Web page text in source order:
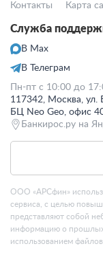
Контакты
Карта
Служба
В Max
В Телеграм
Пн-пт с 10:00 до
117342, Москва, ул.
БЦ Neo Geo, офис
Банкирос.ру на
ООО «АРСфин»
сервиса, с целью
представляют собой
информацию о прошлых
использованием